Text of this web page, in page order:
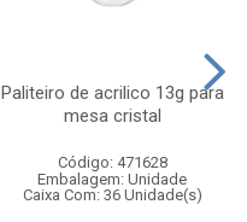
Paliteiro de acrilico 13g para
mesa cristal
Código: 471628
Embalagem: Unidade
Caixa Com: 36 Unidade(s)